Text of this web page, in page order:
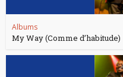
Albums
My Way (Comme d’habitude)